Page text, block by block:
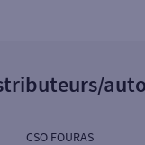
CSO FOURAS